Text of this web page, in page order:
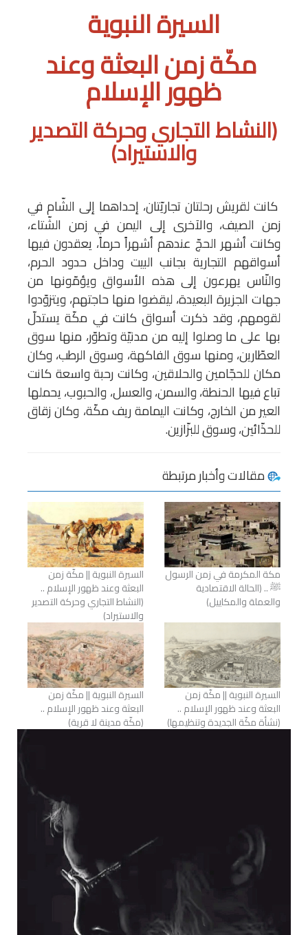
السيرة النبوية
مكّة زمن البعثة وعند
ظهور الإسلام
(النشاط التجاري وحركة التصدير
والاستيراد)
كانت لقريش رحلتان تجاريّتان، إحداهما إلى الشّام في
زمن الصيف، والآخرى إلى اليمن في زمن الشّتاء،
وكانت أشهر الحجّ عندهم أشهراً حرماً، يعقدون فيها
أسواقهم التجارية بجانب البيت وداخل حدود الحرم،
والنّاس يهرعون إلى هذه الأسواق ويؤمّونها من
جهات الجزيرة البعيدة، ليقضوا منها حاجتهم، ويتزوّدوا
لقومهم، وقد ذكرت أسواق كانت في مكّة يستدلّ
بها على ما وصلوا إليه من مدنيّة وتطوّر، منها سوق
العطّارين، ومنها سوق الفاكهة، وسوق الرطب، وكان
مكان للحجّامين والحلاقين، وكانت رحبة واسعة كانت
تباع فيها الحنطة، والسمن، والعسل، والحبوب، يحملها
العير من الخارج، وكانت اليمامة ريف مكّة، وكان زقاق
للحذّائين، وسوق للبزّازين.
مقالات وأخبار مرتبطة
مكة المكرمة في زمن الرسول
ﷺ .. (الحالة الاقتصادية
والعملة والمكاييل)
السيرة النبوية || مكّة زمن
البعثة وعند ظهور الإسلام ..
(النشاط التجاري وحركة التصدير
والاستيراد)
السيرة النبوية || مكّة زمن
البعثة وعند ظهور الإسلام ..
(نشأة مكّة الجديدة وتنظيمها)
السيرة النبوية || مكّة زمن
البعثة وعند ظهور الإسلام ..
(مكّة مدينة لا قرية)